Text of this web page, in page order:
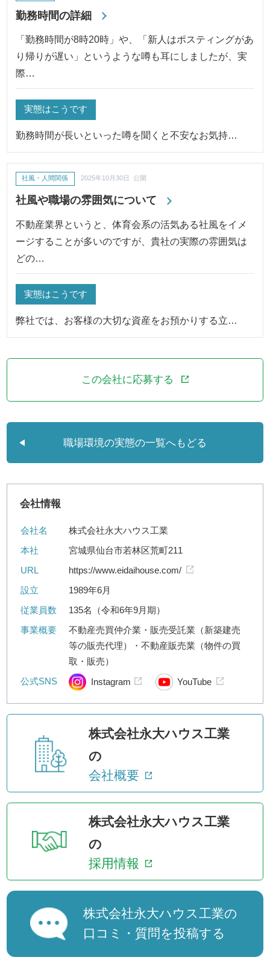
勤務時間の詳細
「勤務時間が8時20時」や、「新人はポスティングがあ
り帰りが遅い」というような噂も耳にしましたが、実
際…
実態はこうです
勤務時間が長いといった噂を聞くと不安なお気持…
社風や職場の雰囲気について
社風・人間関係 2025年10月30日 公開
不動産業界というと、体育会系の活気ある社風をイメ
ージすることが多いのですが、貴社の実際の雰囲気は
どの…
実態はこうです
弊社では、お客様の大切な資産をお預かりする立…
この会社に応募する
職場環境の実態の一覧へもどる
会社情報
会社名
株式会社永大ハウス工業
本社
宮城県仙台市若林区荒町211
URL
https://www.eidaihouse.com/
設立
1989年6月
従業員数
135名（令和6年9月期）
事業概要
不動産売買仲介業・販売受託業（新築建売
等の販売代理）・不動産販売業（物件の買
取・販売）
公式SNS
Instagram YouTube
株式会社永大ハウス工業
の
会社概要
株式会社永大ハウス工業
の
採用情報
株式会社永大ハウス工業の
口コミ・質問を投稿する